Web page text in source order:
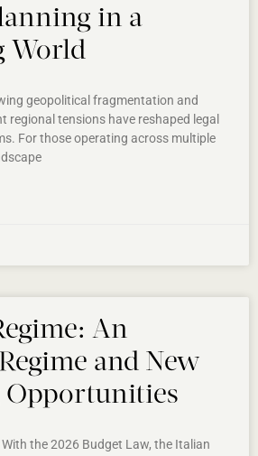
in a
World
geopolitical fragmentation and
regional tensions have reshaped legal
For those operating across multiple
An
and New
Opportunities
the 2026 Budget Law, the Italian